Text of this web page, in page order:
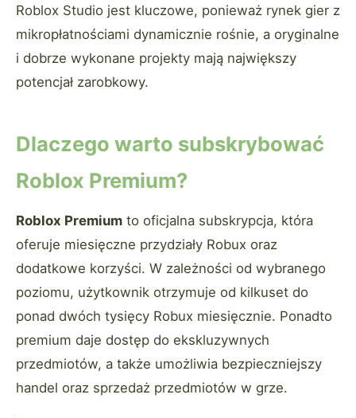
Roblox Studio jest kluczowe, ponieważ rynek gier z
mikropłatnościami dynamicznie rośnie, a oryginalne
i dobrze wykonane projekty mają największy
potencjał zarobkowy.
Dlaczego warto subskrybować
Roblox Premium?
Roblox Premium to oficjalna subskrypcja, która
oferuje miesięczne przydziały Robux oraz
dodatkowe korzyści. W zależności od wybranego
poziomu, użytkownik otrzymuje od kilkuset do
ponad dwóch tysięcy Robux miesięcznie. Ponadto
premium daje dostęp do ekskluzywnych
przedmiotów, a także umożliwia bezpieczniejszy
handel oraz sprzedaż przedmiotów w grze.